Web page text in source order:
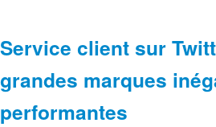
Service client sur
grandes marques
performantes